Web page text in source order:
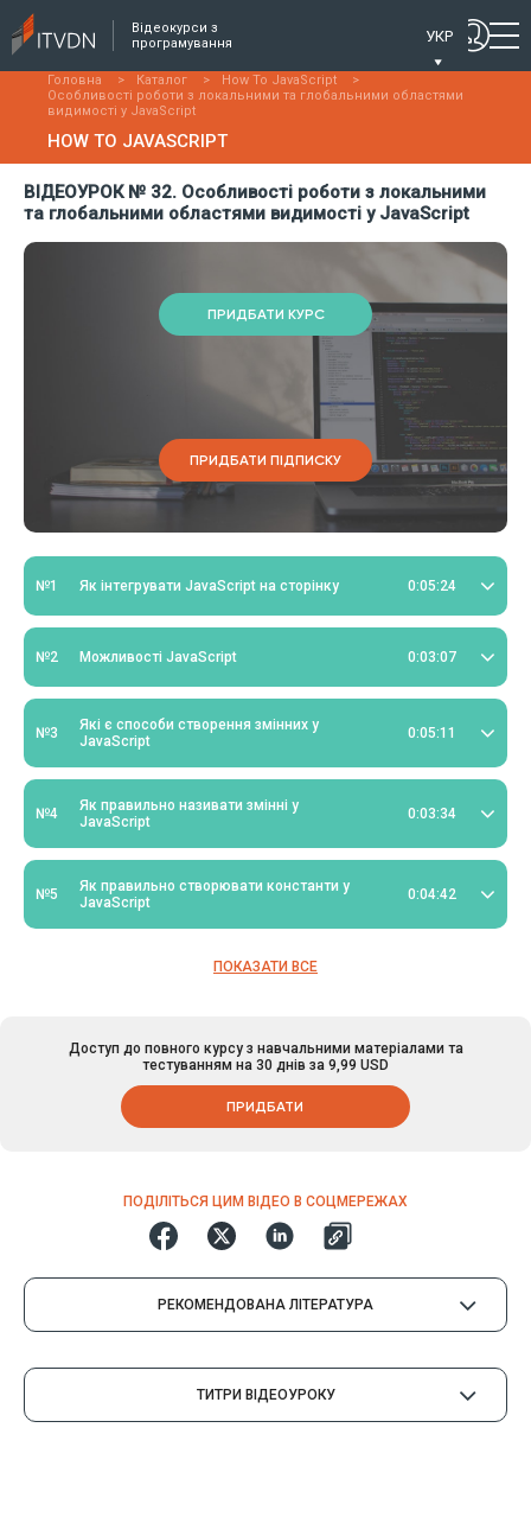
Відеокурси з
програмування
УКР
Головна > Каталог > How To JavaScript
>
Особливості роботи з локальними та глобальними областями
видимості у JavaScript
HOW TO JAVASCRIPT
ВІДЕОУРОК № 32. Особливості роботи з локальними
та глобальними областями видимості у JavaScript
ПРИДБАТИ КУРС
ПРИДБАТИ ПІДПИСКУ
№1 Як інтегрувати JavaScript на сторінку 0:05:24
№2 Можливості JavaScript 0:03:07
№3
Які є способи створення змінних у
JavaScript
0:05:11
№4
Як правильно називати змінні у
JavaScript
0:03:34
№5
Як правильно створювати константи у
JavaScript
0:04:42
ПОКАЗАТИ ВСЕ
ПОДІЛІТЬСЯ ЦИМ ВІДЕО В СОЦМЕРЕЖАХ
Доступ до повного курсу з навчальними матеріалами та
тестуванням на 30 днів за 9,99 USD
ПРИДБАТИ
РЕКОМЕНДОВАНА ЛІТЕРАТУРА
ТИТРИ ВІДЕОУРОКУ